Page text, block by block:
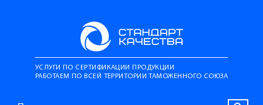
УСЛУГИ ПО СЕРТИФИКАЦИИ ПРОДУКЦИИ
РАБОТАЕМ ПО ВСЕЙ ТЕРРИТОРИИ ТАМОЖЕННОГО СОЮЗА